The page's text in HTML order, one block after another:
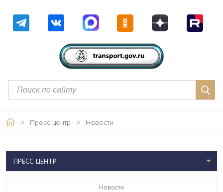
> Пресс-центр > Новости
ПРЕСС-ЦЕНТР
Новости